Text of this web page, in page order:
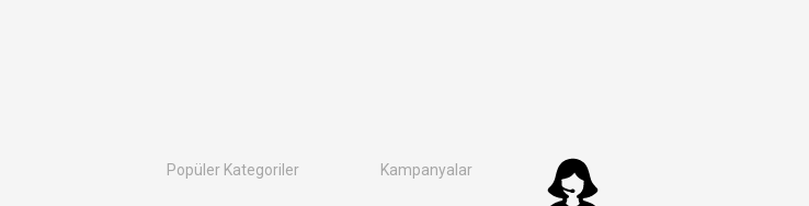
Popüler Kategoriler Kampanyalar